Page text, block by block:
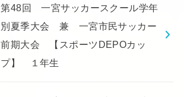
第48回 一宮サッカースクール学年
別夏季大会 兼 一宮市民サッカー
前期大会 【スポーツDEPOカッ
プ】 １年生